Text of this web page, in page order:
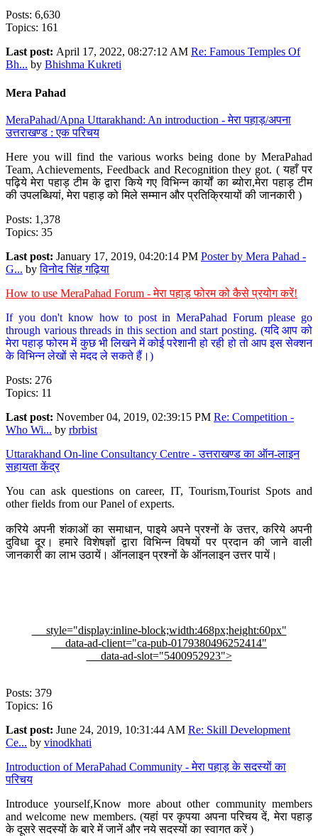
Posts: 6,630
Topics: 161
Last post: April 17, 2022, 08:27:12 AM Re: Famous Temples Of
Bh... by Bhishma Kukreti
Mera Pahad
MeraPahad/Apna Uttarakhand: An introduction - मेरा पहाड़/अपना
उत्तराखण्ड : एक परिचय
Here you will find the various works being done by MeraPahad
Team, Achievements, Feedback and Recognition they got. ( यहाँ पर
पढ़िये मेरा पहाड़ टीम के द्वारा किये गए विभिन्न कार्यों का ब्योरा,मेरा पहाड़ टीम
की उपलब्धियां, मेरा पहाड़ को मिले सम्मान और प्रतिक्रियायों की जानकारी )
Posts: 1,378
Topics: 35
Last post: January 17, 2019, 04:20:14 PM Poster by Mera Pahad -
G... byविनोद सिंह गढ़िया
How to use MeraPahad Forum - मेरा पहाड़ फोरम को कैसे प्रयोग करें!
If you don't know how to post in MeraPahad Forum please go
through various threads in this section and start posting. (यदि आप को
मेरा पहाड़ फोरम में कुछ भी लिखने में कोई परेशानी हो रही हो तो आप इस सेक्शन
के विभिन्न लेखों से मदद ले सकते हैं।)
Posts: 276
Topics: 11
Last post: November 04, 2019, 02:39:15 PM Re: Competition -
Who Wi... by rbrbist
Uttarakhand On-line Consultancy Centre - उत्तराखण्ड का ऑन-लाइन
सहायता केंद्र
You can ask questions on career, IT, Tourism,Tourist Spots and
other fields from our Panel of experts.
करिये अपनी शंकाओं का समाधान, पाइये अपने प्रश्नों के उत्तर, करिये अपनी
दुविधा दूर। हमारे विशेषज्ञों द्वारा विभिन्न विषयों पर प्रदान की जाने वाली
जानकारी का लाभ उठायें। ऑनलाइन प्रश्नों के ऑनलाइन उत्तर पायें।
style="display:inline-block;width:468px;height:60px"
data-ad-client="ca-pub-0179380496252414"
data-ad-slot="5400952923">
Posts: 379
Topics: 16
Last post: June 24, 2019, 10:31:44 AM Re: Skill Development
Ce... by vinodkhati
Introduction of MeraPahad Community - मेरा पहाड़ के सदस्यों का
परिचय
Introduce yourself,Know more about other community members
and welcome new members. (यहां पर कृपया अपना परिचय दें, मेरा पहाड़
के दूसरे सदस्यों के बारे में जानें और नये सदस्यों का स्वागत करें )